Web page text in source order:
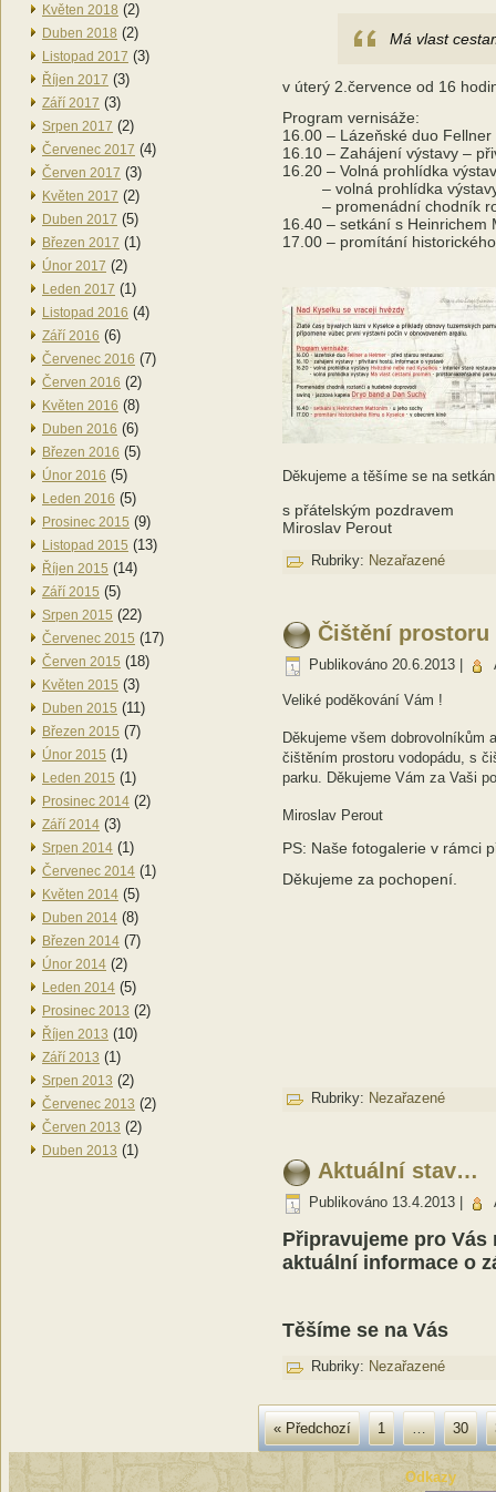
Květen 2018 (2)
Duben 2018 (2)
Listopad 2017 (3)
Říjen 2017 (3)
Září 2017 (3)
Srpen 2017 (2)
Červenec 2017 (4)
Červen 2017 (3)
Květen 2017 (2)
Duben 2017 (5)
Březen 2017 (1)
Únor 2017 (2)
Leden 2017 (1)
Listopad 2016 (4)
Září 2016 (6)
Červenec 2016 (7)
Červen 2016 (2)
Květen 2016 (8)
Duben 2016 (6)
Březen 2016 (5)
Únor 2016 (5)
Leden 2016 (5)
Prosinec 2015 (9)
Listopad 2015 (13)
Říjen 2015 (14)
Září 2015 (5)
Srpen 2015 (22)
Červenec 2015 (17)
Červen 2015 (18)
Květen 2015 (3)
Duben 2015 (11)
Březen 2015 (7)
Únor 2015 (1)
Leden 2015 (1)
Prosinec 2014 (2)
Září 2014 (3)
Srpen 2014 (1)
Červenec 2014 (1)
Květen 2014 (5)
Duben 2014 (8)
Březen 2014 (7)
Únor 2014 (2)
Leden 2014 (5)
Prosinec 2013 (2)
Říjen 2013 (10)
Září 2013 (1)
Srpen 2013 (2)
Červenec 2013 (2)
Červen 2013 (2)
Duben 2013 (1)
Má vlast
v úterý 2.července od 16
Program vernisáže:
16.00 – Lázeňské duo
16.10 – Zahájení výstavy –
16.20 – Volná prohlídka
– volná prohlídka výstavy
– promenádní chodník
16.40 – setkání s Heinrichem
17.00 – promítání
Děkujeme a těšíme se na
s přátelským pozdravem
Miroslav Perout
Rubriky: Nezařazené
Čištění prostoru
Publikováno 20.6.2013
Veliké poděkování Vám !
Děkujeme všem
čištěním prostoru vodopádu, s
parku. Děkujeme Vám za Vaši
Miroslav Perout
PS: Naše fotogalerie v rámci
Děkujeme za pochopení.
Rubriky: Nezařazené
Aktuální stav…
Publikováno 13.4.2013
Připravujeme pro
aktuální informace o
Těšíme se na Vás
Rubriky: Nezařazené
« Předchozí 1 … 30
Odkazy